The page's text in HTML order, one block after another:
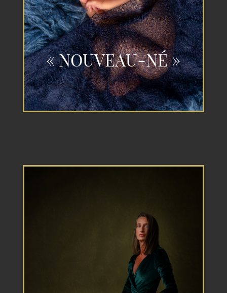
« NOUVEAU-NÉ »